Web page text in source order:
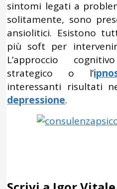
sintomi legati a
solitamente, sono
ansiolitici. Esistono
più soft per
L’approccio
strategico o l’
interessanti risultati
depressione.